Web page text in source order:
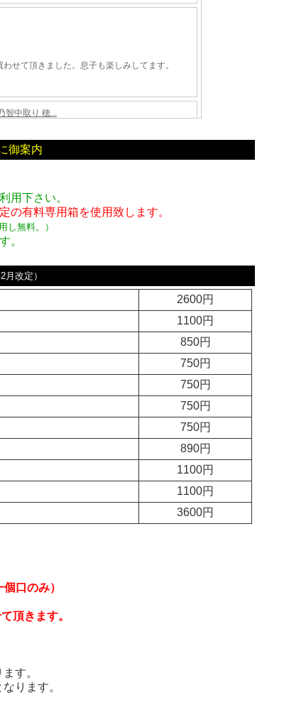
御案内
用下さい。
の有料専用箱を使用致します。
し無料。 ）
。
月改定）
2600円
1100円
850円
750円
750円
750円
750円
890円
1100円
1100円
3600円
個口のみ）
頂きます。
す。
ります。